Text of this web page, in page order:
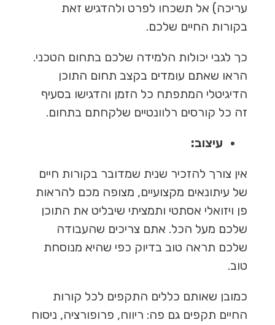
עריכה) אל תשכחו לפרט ולהדגיש זאת
בקורות החיים שלכם.
כך לגבי יכולות הלמידה שלכם בתחום הטכני.
הראו שאתם עומדים בקצב תחום התוכן
הדיגיטלי המתפתח כל הזמן והדגישו בסעיף
זה כל קורסים רלוונטיים שלקחתם בתחום.
עיצוב:
אין צורך להזכיר שנית שמדובר בקורות חיים
של עיתונאים מקצועיים, מצופה מכם להראות
פן ויזואלי אסתטי ותמציתי שיבליט את התוכן
שלכם מעל הכל. אתם צריכים שהעבודה
שלכם תראה טוב בדיוק כפי שהיא מנוסחת
טוב.
כמובן שאותם כללים התקפים לכל קורות
החיים תקפים גם פה: ריווח, פרופורציה, ניסוח